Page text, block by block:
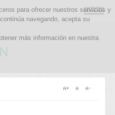
para ofrecer nuestros servicios y
navegando, acepta su
más información en nuestra